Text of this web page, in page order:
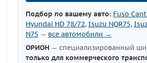
Подбор по вашему авто: Fuso
Hyundai HD 78/72, Isuzu NQR75,
N75 — все автомобили →
ОРИОН — специализированный
только для коммерческого